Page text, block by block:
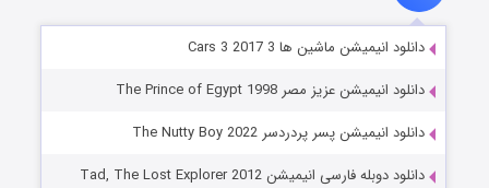
دانلود انیمیشن ماشین ها 3 Cars 3 2017
دانلود انیمیشن عزیز مصر The Prince of Egypt 1998
دانلود انیمیشن پسر پردردسر The Nutty Boy 2022
دانلود دوبله فارسی انیمیشن Tad, The Lost Explorer 2012